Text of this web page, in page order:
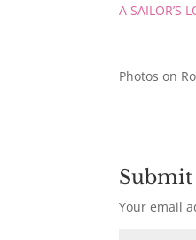
A SAILOR’S
Photos on
Your email